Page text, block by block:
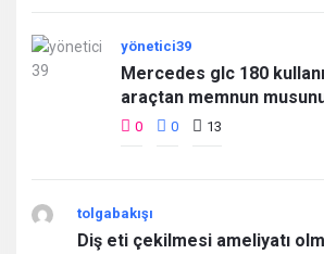
yönetici39
Mercedes glc 180
araçtan memnun
0 0 13
tolgabakışı
Diş eti çekilmesi ameliyatı